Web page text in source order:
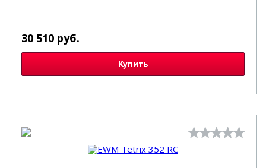
30 510 руб.
Купить